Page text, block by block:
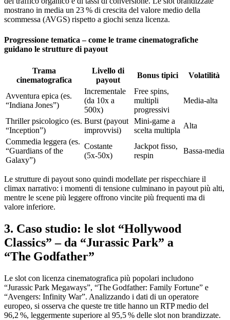
mostrano in media un 23 % di crescita del valore medio della
scommessa (AVGS) rispetto a giochi senza licenza.
Progressione tematica – come le trame cinematografiche
guidano le strutture di payout
Trama
cinematografica
Livello di
payout
Bonus tipici Volatilità
Avventura epica (es.
“Indiana Jones”)
Incrementale
(da 10x a
500x)
Free spins,
multipli
progressivi
Media‑alta
Thriller psicologico (es.
“Inception”)
Burst (payout
improvvisi)
Mini‑game a
scelta multipla
Alta
Commedia leggera (es.
“Guardians of the
Galaxy”)
Costante
(5x‑50x)
Jackpot fisso,
respin
Bassa‑media
Le strutture di payout sono quindi modellate per rispecchiare il
climax narrativo: i momenti di tensione culminano in payout più alti,
mentre le scene più leggere offrono vincite più frequenti ma di
valore inferiore.
3. Caso studio: le slot “Hollywood
Classics” – da “Jurassic Park” a
“The Godfather”
Le slot con licenza cinematografica più popolari includono
“Jurassic Park Megaways”, “The Godfather: Family Fortune” e
“Avengers: Infinity War”. Analizzando i dati di un operatore
europeo, si osserva che queste tre title hanno un RTP medio del
96,2 %, leggermente superiore al 95,5 % delle slot non brandizzate.